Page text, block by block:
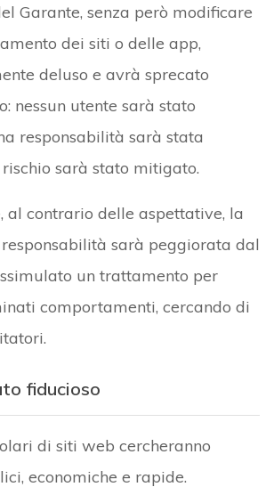
Garante, senza però modificare
dei siti o delle app,
deluso e avrà sprecato
nessun utente sarà stato
responsabilità sarà stata
sarà stato mitigato.
al contrario delle aspettative, la
sarà peggiorata dal
un trattamento per
comportamenti, cercando di
fiducioso
di siti web cercheranno
economiche e rapide.